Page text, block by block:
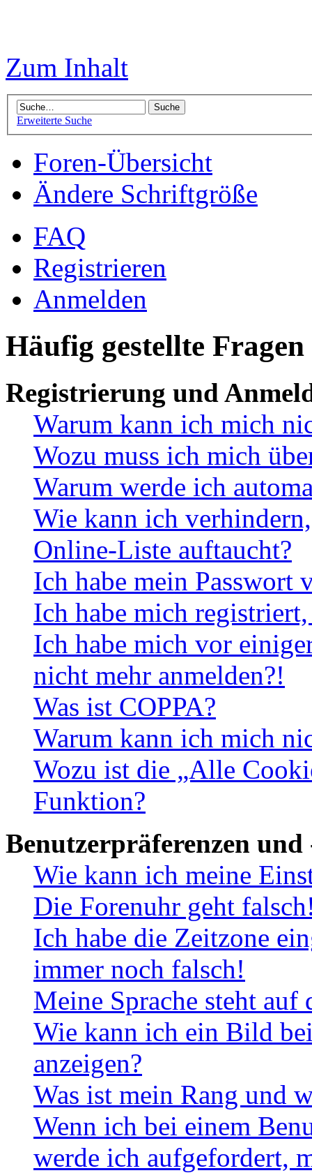
Zum Inhalt
Erweiterte Suche
Foren-Übersicht
Ändere Schriftgröße
FAQ
Registrieren
Anmelden
Häufig gestellte Fragen
Registrierung und
Warum kann ich mich
Wozu muss ich mich
Warum werde ich
Wie kann ich
Online-Liste auftaucht?
Ich habe mein Passwort
Ich habe mich
Ich habe mich vor
nicht mehr anmelden?!
Was ist COPPA?
Warum kann ich mich
Wozu ist die „Alle
Funktion?
Benutzerpräferenzen und
Wie kann ich meine
Die Forenuhr geht
Ich habe die Zeitzone
immer noch falsch!
Meine Sprache steht
Wie kann ich ein Bild
anzeigen?
Was ist mein Rang und
Wenn ich bei einem
werde ich aufgefordert,